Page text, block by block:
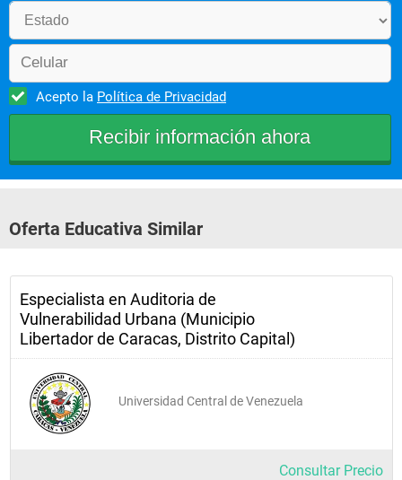
Acepto la Política de Privacidad
Oferta Educativa Similar
Especialista en Auditoria de
Vulnerabilidad Urbana (Municipio
Libertador de Caracas, Distrito Capital)
Universidad Central de Venezuela
Consultar Precio